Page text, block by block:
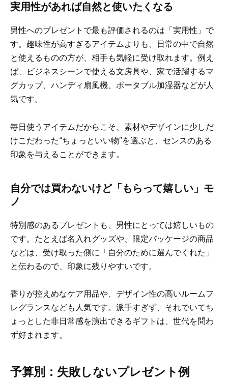
実用性があれば自然と使いたくなる
男性へのプレゼントで最も評価されるのは「実用性」で
す。趣味性が高すぎるアイテムよりも、日常の中で自然
と使えるものの方が、相手も気軽に受け取れます。例え
ば、ビジネスシーンで使える文房具や、家で活躍するマ
グカップ、ハンディ扇風機、ポータブル加湿器などが人
気です。
毎日使うアイテムだからこそ、素材やデザインに少しだ
けこだわった“ちょっといい物”を選ぶと、センスのある
印象を与えることができます。
自分では買わないけど「もらって嬉しい」モ
ノ
特別感のあるプレゼントも、男性にとっては嬉しいもの
です。たとえば名入れグッズや、限定パッケージの商品
などは、受け取った側に「自分のために選んでくれた」
と伝わるので、印象に残りやすいです。
香りが控えめなケア用品や、デザイン性の高いルームフ
レグランスなども人気です。派手すぎず、それでいてち
ょっとした非日常感を演出できるギフトは、世代を問わ
ず好まれます。
予算別：失敗しないプレゼント例